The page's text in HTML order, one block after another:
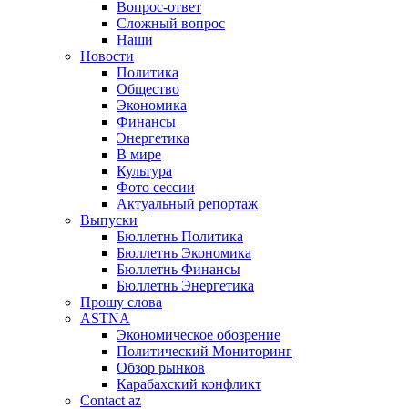
Вопрос-ответ
Сложный вопрос
Наши
Новости
Политика
Общество
Экономика
Финансы
Энергетика
В мире
Культура
Фото сессии
Актуальный репортаж
Выпуски
Бюллетнь Политика
Бюллетнь Экономика
Бюллетнь Финансы
Бюллетнь Энергетика
Прошу слова
ASTNA
Экономическое обозрение
Политический Мониторинг
Обзор рынков
Карабахский конфликт
Contact az